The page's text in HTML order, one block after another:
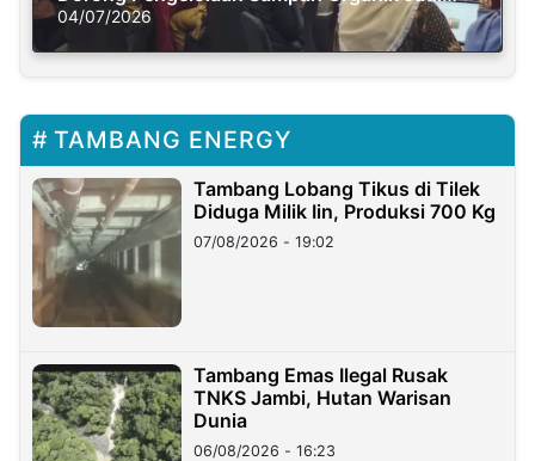
Solusi Krisis Iklim
04/07/2026
TAMBANG ENERGY
Tambang Lobang Tikus di Tilek
Diduga Milik Iin, Produksi 700 Kg
07/08/2026 - 19:02
Tambang Emas Ilegal Rusak
TNKS Jambi, Hutan Warisan
Dunia
06/08/2026 - 16:23